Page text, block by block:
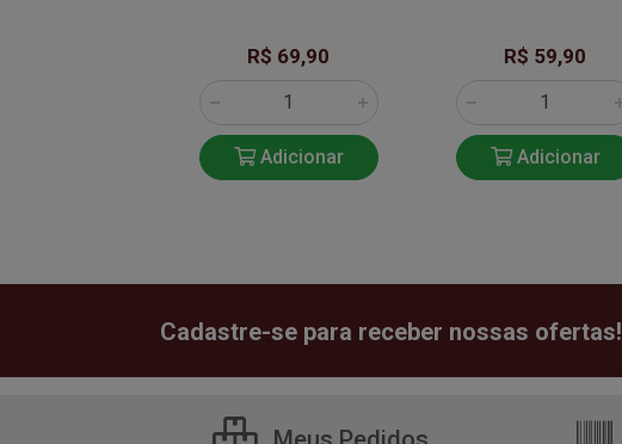
R$ 69,90
Adicionar
R$ 59,90
Adicionar
Cadastre-se para receber nossas ofertas!